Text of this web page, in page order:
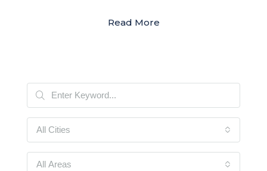
Read More
All Cities
All Areas